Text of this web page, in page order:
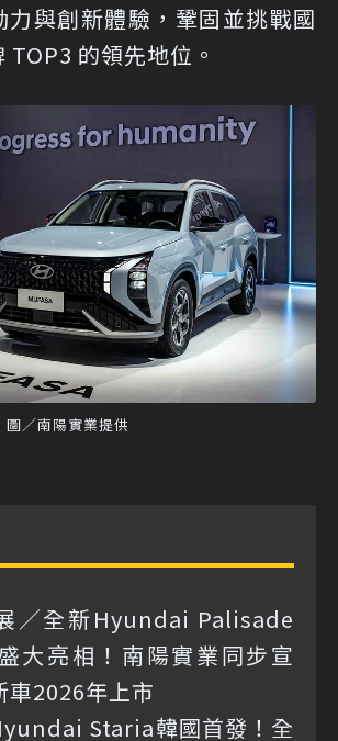
力與創新體驗，鞏固並挑戰國
TOP3 的領先地位。
／南陽實業提供
／全新Hyundai Palisade
大亮相！南陽實業同步宣
車2026年上市
Staria韓國首發！全